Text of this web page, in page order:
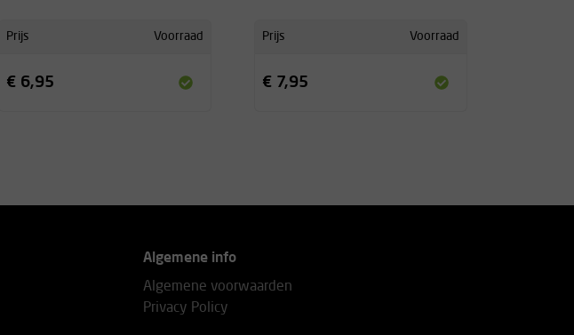
Prijs Voorraad
€ 6,95
Prijs Voorraad
€ 7,95
Algemene info
Algemene voorwaarden
Privacy Policy